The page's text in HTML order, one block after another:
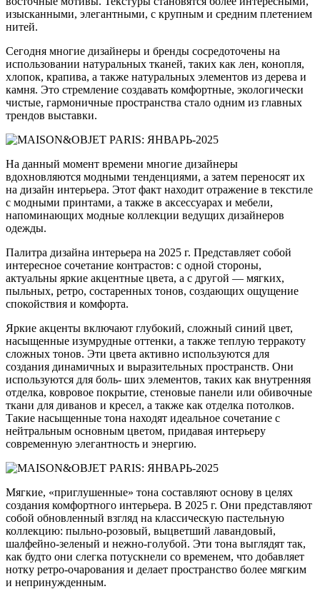
изысканными, элегантными, с крупным и средним плетением
нитей.
Сегодня многие дизайнеры и бренды сосредоточены на
использовании натуральных тканей, таких как лен, конопля,
хлопок, крапива, а также натуральных элементов из дерева и
камня. Это стремление создавать комфортные, экологически
чистые, гармоничные пространства стало одним из главных
трендов выставки.
На данный момент времени многие дизайнеры
вдохновляются модными тенденциями, а затем переносят их
на дизайн интерьера. Этот факт находит отражение в текстиле
с модными принтами, а также в аксессуарах и мебели,
напоминающих модные коллекции ведущих дизайнеров
одежды.
Палитра дизайна интерьера на 2025 г. Представляет собой
интересное сочетание контрастов: с одной стороны,
актуальны яркие акцентные цвета, а с другой — мягких,
пыльных, ретро, состаренных тонов, создающих ощущение
спокойствия и комфорта.
Яркие акценты включают глубокий, сложный синий цвет,
насыщенные изумрудные оттенки, а также теплую терракоту
сложных тонов. Эти цвета активно используются для
создания динамичных и выразительных пространств. Они
используются для боль- ших элементов, таких как внутренняя
отделка, ковровое покрытие, стеновые панели или обивочные
ткани для диванов и кресел, а также как отделка потолков.
Такие насыщенные тона находят идеальное сочетание с
нейтральным основным цветом, придавая интерьеру
современную элегантность и энергию.
Мягкие, «приглушенные» тона составляют основу в целях
создания комфортного интерьера. В 2025 г. Они представляют
собой обновленный взгляд на классическую пастельную
коллекцию: пыльно-розовый, выцветший лавандовый,
шалфейно-зеленый и нежно-голубой. Эти тона выглядят так,
как будто они слегка потускнели со временем, что добавляет
нотку ретро-очарования и делает пространство более мягким
и непринужденным.